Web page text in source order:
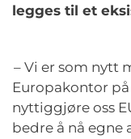
legges til et
– Vi er som nytt
Europakontor
nyttiggjøre oss
bedre å nå